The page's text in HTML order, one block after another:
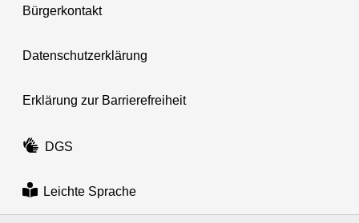
Bürgerkontakt
Datenschutzerklärung
Erklärung zur Barrierefreiheit
DGS
Leichte Sprache